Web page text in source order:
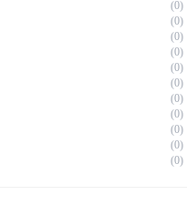
0
0
0
0
0
0
0
0
0
0
0